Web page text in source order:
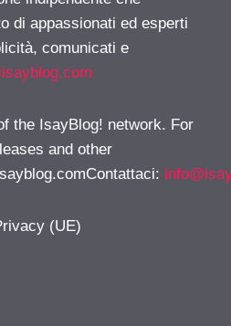
di appassionati ed esperti
comunicati e
the IsayBlog! network. For
and other
:
(UE)